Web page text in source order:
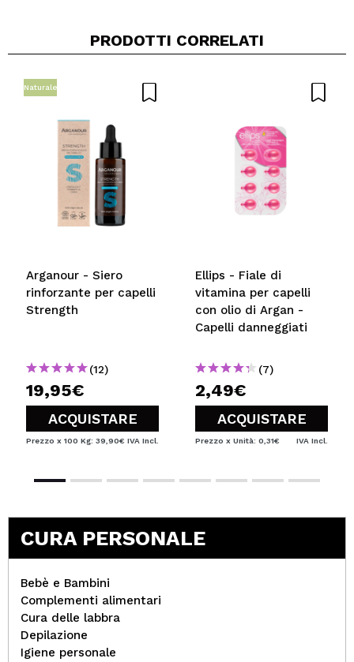
Il tuo video potrebbe essere il primo. Immaginalo...
Consiglieresti questo acquisto? Si No
PRODOTTI CORRELATI
Naturale
Arganour - Siero
rinforzante per capelli
Strength
(12)
19,95€
ACQUISTARE
Prezzo x 100 Kg: 39,90€ IVA Incl.
Ellips - Fiale di
vitamina per capelli
con olio di Argan -
Capelli danneggiati
(7)
2,49€
ACQUISTARE
Prezzo x Unità: 0,31€ IVA Incl.
CURA PERSONALE
Bebè e Bambini
Complementi alimentari
Cura delle labbra
Depilazione
Igiene personale